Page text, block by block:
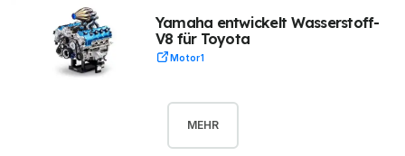
Yamaha entwickelt Wasserstoff-
V8 für Toyota
Motor1
MEHR